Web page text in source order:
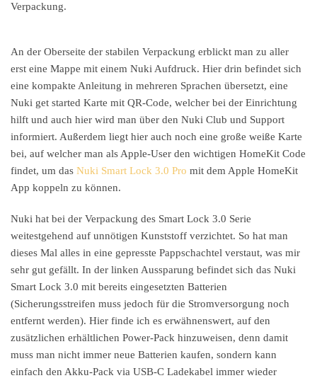
Verpackung.
An der Oberseite der stabilen Verpackung erblickt man zu aller
erst eine Mappe mit einem Nuki Aufdruck. Hier drin befindet sich
eine kompakte Anleitung in mehreren Sprachen übersetzt, eine
Nuki get started Karte mit QR-Code, welcher bei der Einrichtung
hilft und auch hier wird man über den Nuki Club und Support
informiert. Außerdem liegt hier auch noch eine große weiße Karte
bei, auf welcher man als Apple-User den wichtigen HomeKit Code
findet, um das Nuki Smart Lock 3.0 Pro mit dem Apple HomeKit
App koppeln zu können.
Nuki hat bei der Verpackung des Smart Lock 3.0 Serie
weitestgehend auf unnötigen Kunststoff verzichtet. So hat man
dieses Mal alles in eine gepresste Pappschachtel verstaut, was mir
sehr gut gefällt. In der linken Aussparung befindet sich das Nuki
Smart Lock 3.0 mit bereits eingesetzten Batterien
(Sicherungsstreifen muss jedoch für die Stromversorgung noch
entfernt werden). Hier finde ich es erwähnenswert, auf den
zusätzlichen erhältlichen Power-Pack hinzuweisen, denn damit
muss man nicht immer neue Batterien kaufen, sondern kann
einfach den Akku-Pack via USB-C Ladekabel immer wieder